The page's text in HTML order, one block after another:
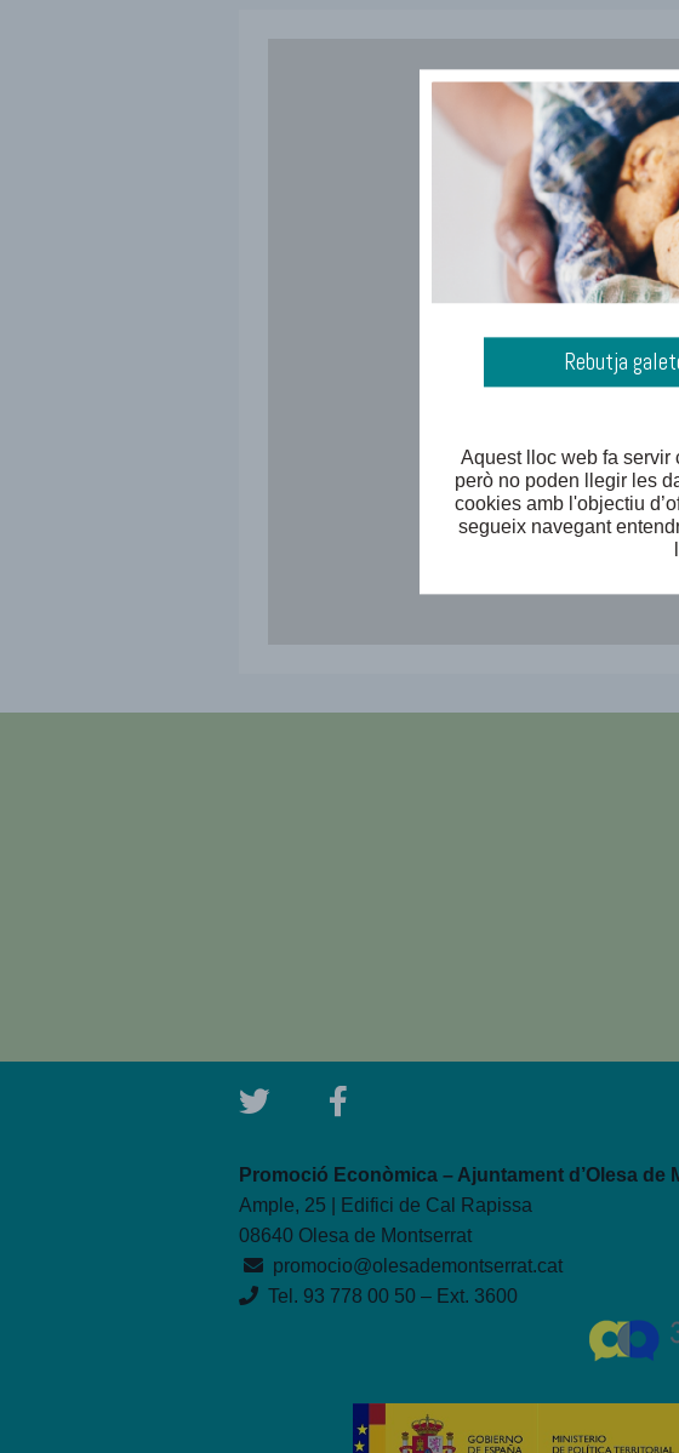
Promoció Econòmica – Ajuntament d’Olesa de
Ample, 25 | Edifici de Cal Rapissa
08640 Olesa de Montserrat
promocio@olesademontserrat.cat
Tel. 93 778 00 50 – Ext. 3600
Rebutja
Aquest lloc web fa servir
però no poden llegir les
cookies amb l'objectiu
segueix navegant